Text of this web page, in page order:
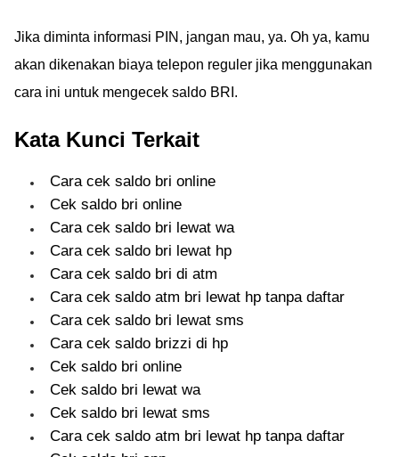
Jika diminta informasi PIN, jangan mau, ya. Oh ya, kamu
akan dikenakan biaya telepon reguler jika menggunakan
cara ini untuk mengecek saldo BRI.
Kata Kunci Terkait
Cara cek saldo bri online
Cek saldo bri online
Cara cek saldo bri lewat wa
Cara cek saldo bri lewat hp
Cara cek saldo bri di atm
Cara cek saldo atm bri lewat hp tanpa daftar
Cara cek saldo bri lewat sms
Cara cek saldo brizzi di hp
Cek saldo bri online
Cek saldo bri lewat wa
Cek saldo bri lewat sms
Cara cek saldo atm bri lewat hp tanpa daftar